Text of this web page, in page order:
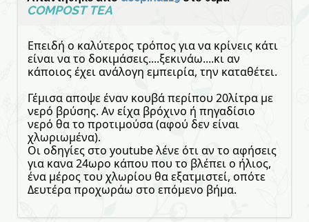
COMPOST TEA
Επειδή ο καλύτερος τρόπος για να κρίνεις κάτι
είναι να το δοκιμάσεις....ξεκινάω....κι αν
κάποιος έχει ανάλογη εμπειρία, την καταθέτει.
Γέμισα αποψε έναν κουβά περίπου 20λίτρα με
νερό βρύσης. Αν είχα βρόχινο ή πηγαδίσιο
νερό θα το προτιμούσα (αφού δεν είναι
χλωριωμένα).
Οι οδηγίες στο youtube λένε ότι αν το αφήσεις
για κανα 24ωρο κάπου που το βλέπει ο ήλιος,
ένα μέρος του χλωρίου θα εξατμιστεί, οπότε
Δευτέρα προχωράω στο επόμενο βήμα.